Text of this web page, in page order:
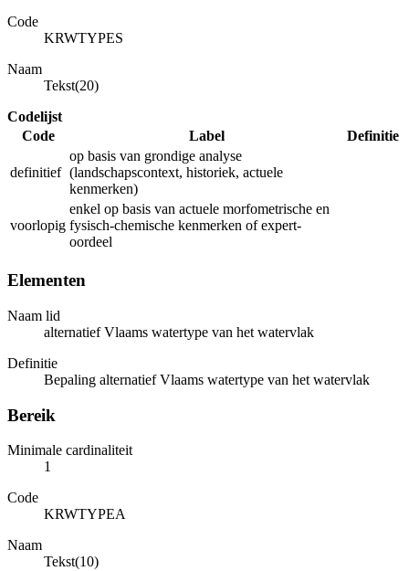
Code
KRWTYPES
Naam
Tekst(20)
Codelijst
Code
Label Definitie
definitief
op basis van grondige analyse
(landschapscontext, historiek, actuele
kenmerken)
voorlopig
enkel op basis van actuele morfometrische en
fysisch-chemische kenmerken of expert-
oordeel
Elementen
Naam lid
alternatief Vlaams watertype van het watervlak
Definitie
Bepaling alternatief Vlaams watertype van het watervlak
Bereik
Minimale cardinaliteit
1
Code
KRWTYPEA
Naam
Tekst(10)